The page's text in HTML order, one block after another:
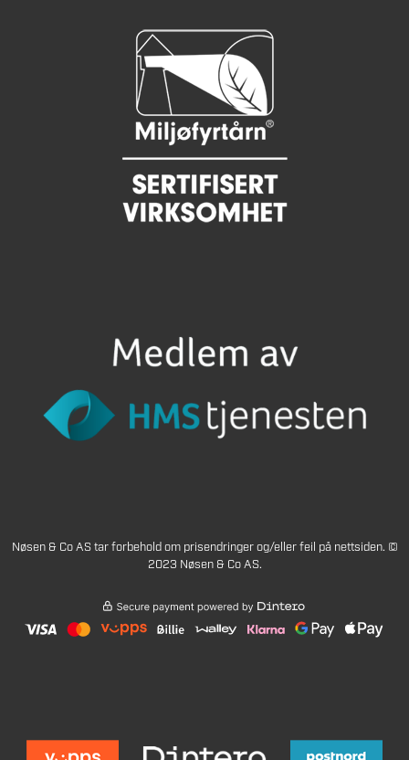
Nøsen & Co AS tar forbehold om prisendringer og/eller feil på nettsiden. ©
2023 Nøsen & Co AS.